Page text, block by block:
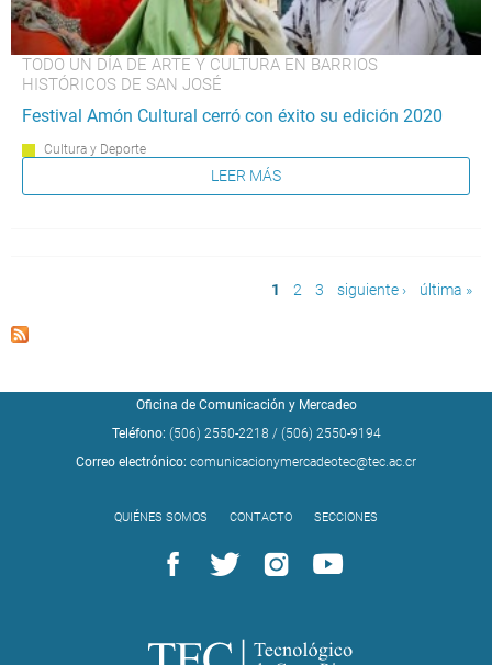
TODO UN DÍA DE ARTE Y CULTURA EN BARRIOS
HISTÓRICOS DE SAN JOSÉ
Festival Amón Cultural cerró con éxito su edición 2020
Cultura y Deporte
LEER MÁS
1 2 3 siguiente › última »
Oficina de Comunicación y Mercadeo
Teléfono: (506) 2550-2218 / (506) 2550-9194
Correo electrónico: comunicacionymercadeotec@tec.ac.cr
QUIÉNES SOMOS CONTACTO SECCIONES